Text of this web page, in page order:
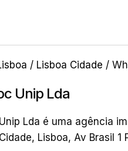
/ Lisboa Cidade /
Unip Lda
Lda é uma agência
Lisboa, Av Brasil 1